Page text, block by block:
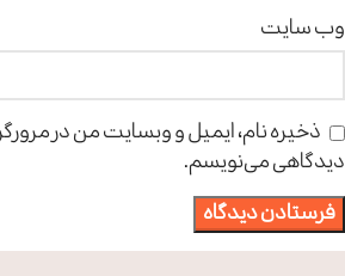
وب‌ سایت
ذخیره نام، ایمیل و وبسایت من در مرورگر
دیدگاهی می‌نویسم.